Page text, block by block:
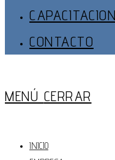
CAPACITACION
CONTACTO
to
Main
MENÚ CERRAR
INICIO